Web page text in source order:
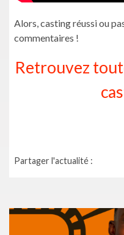
Alors, casting réussi ou
commentaires !
Retrouvez
Partager l'actualité :